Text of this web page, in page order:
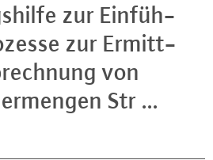
zur Ein­füh­
zur Er­mitt­
von
Str ...